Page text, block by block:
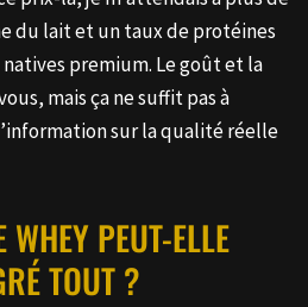
du lait et un taux de protéines
premium. Le goût et la
mais ça ne suffit pas à
sur la qualité réelle
PEUT-ELLE
TOUT ?